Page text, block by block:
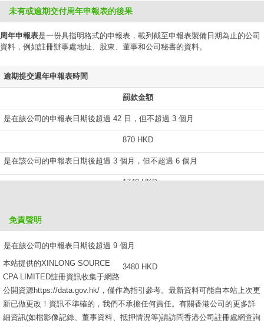
未有或逾期交付周年申報表的後果
周年申報表是一份具指明格式的申報表，載列截至申報表製備日期為止的公司
資料，例如註冊辦事處地址、股東、董事和公司秘書的資料。
逾期提交週年申報表時間
罰款金額
是在該公司的申報表日期後超過 42 日，但不超過 3 個月
870 HKD
是在該公司的申報表日期後超過 3 個月，但不超過 6 個月
1740 HKD
是在該公司的申報表日期後超過 9 個月
3480 HKD
免責聲明
本站提供的XINLONG SOURCE
CPA LIMITED註冊資訊收集于網路
公開資源https://data.gov.hk/，僅作為指引參考。最新資料可能自本站上次更
新已做更改！資訊不準確的，我們不承擔任何責任。有關香港公司的更多詳
細資訊(如檔影像記錄、董事資料、抵押情況等)請訪問香港公司註冊處網查詢